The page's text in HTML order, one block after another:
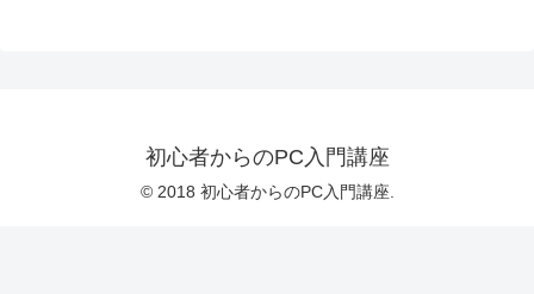
初心者からのPC入門講座
© 2018 初心者からのPC入門講座.